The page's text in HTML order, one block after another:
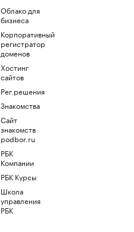
Облако для
бизнеса
Корпоративный
регистратор
доменов
Хостинг
сайтов
Рег.решения
Знакомства
Сайт
знакомств
podbor.ru
РБК
Компании
РБК Курсы
Школа
управления
РБК